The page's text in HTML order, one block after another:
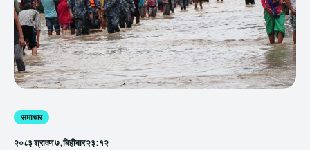
समाचार
२०८३ श्रावण ७, बिहीबार २३:१२